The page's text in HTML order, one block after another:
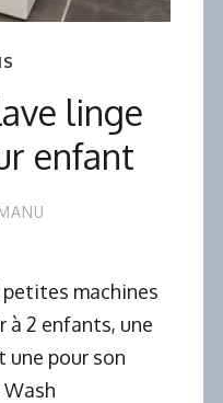
linge
enfant
petites machines
à 2 enfants, une
une pour son